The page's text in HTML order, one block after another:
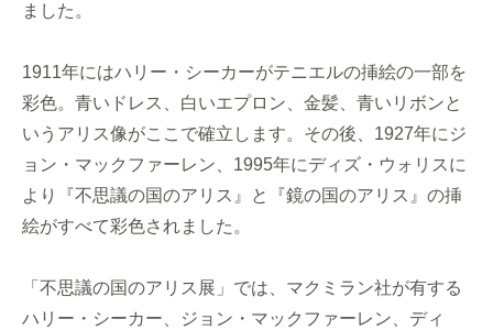
ました。
1911年にはハリー・シーカーがテニエルの挿絵の一部を
彩色。青いドレス、白いエプロン、金髪、青いリボンと
いうアリス像がここで確立します。その後、1927年にジ
ョン・マックファーレン、1995年にディズ・ウォリスに
より『不思議の国のアリス』と『鏡の国のアリス』の挿
絵がすべて彩色されました。
「不思議の国のアリス展」では、マクミラン社が有する
ハリー・シーカー、ジョン・マックファーレン、ディ